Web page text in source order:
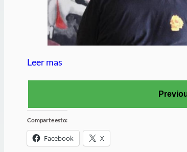
Leer mas
Comparte esto:
Facebook X